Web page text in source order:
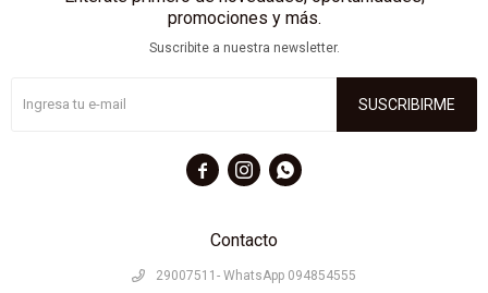
Contacto
29007511- WhatsApp 094854555
promociones y más.
Suscribite a nuestra newsletter.
SUSCRIBIRME
  